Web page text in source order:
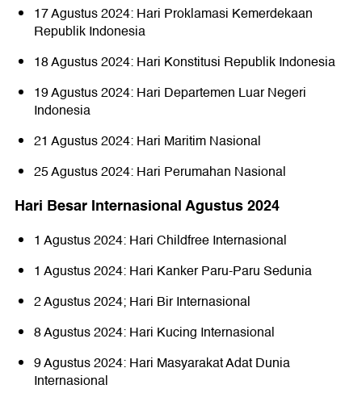
17 Agustus 2024: Hari Proklamasi Kemerdekaan
Republik Indonesia
18 Agustus 2024: Hari Konstitusi Republik Indonesia
19 Agustus 2024: Hari Departemen Luar Negeri
Indonesia
21 Agustus 2024: Hari Maritim Nasional
25 Agustus 2024: Hari Perumahan Nasional
Hari Besar Internasional Agustus 2024
1 Agustus 2024: Hari Childfree Internasional
1 Agustus 2024: Hari Kanker Paru-Paru Sedunia
2 Agustus 2024; Hari Bir Internasional
8 Agustus 2024: Hari Kucing Internasional
9 Agustus 2024: Hari Masyarakat Adat Dunia
Internasional